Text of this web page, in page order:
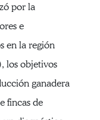
por la
e
en la región
los objetivos
ganadera
fincas de